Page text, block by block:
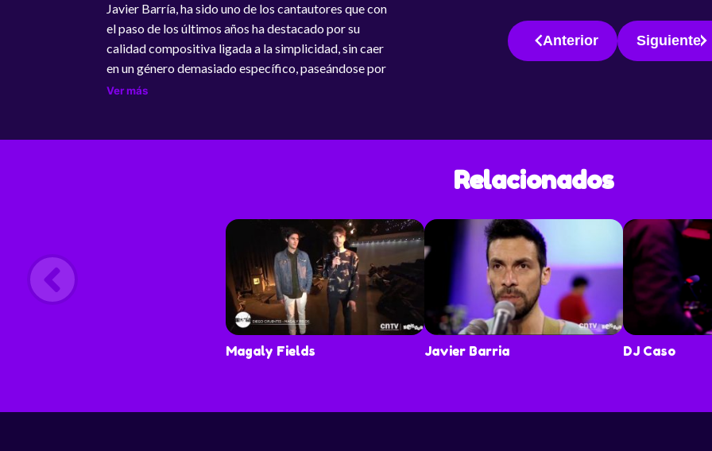
Javier Barría, ha sido uno de los cantautores que con
el paso de los últimos años ha destacado por su
calidad compositiva ligada a la simplicidad, sin caer
en un género demasiado específico, paseándose por
momentos low fi, folk, rock; mezclado con buenas
Ver más
Anterior Siguiente
Relacionados
Magaly Fields Javier Barria DJ Caso